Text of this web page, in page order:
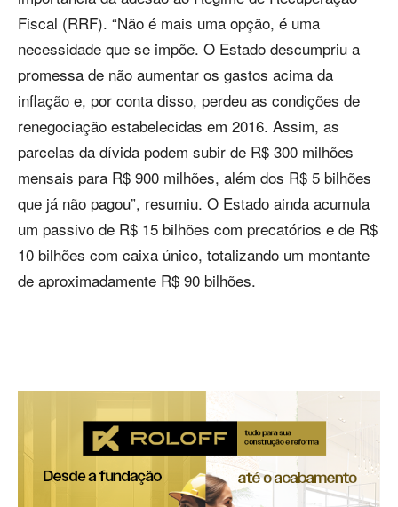
Fiscal (RRF). “Não é mais uma opção, é uma
necessidade que se impõe. O Estado descumpriu a
promessa de não aumentar os gastos acima da
inflação e, por conta disso, perdeu as condições de
renegociação estabelecidas em 2016. Assim, as
parcelas da dívida podem subir de R$ 300 milhões
mensais para R$ 900 milhões, além dos R$ 5 bilhões
que já não pagou”, resumiu. O Estado ainda acumula
um passivo de R$ 15 bilhões com precatórios e de R$
10 bilhões com caixa único, totalizando um montante
de aproximadamente R$ 90 bilhões.